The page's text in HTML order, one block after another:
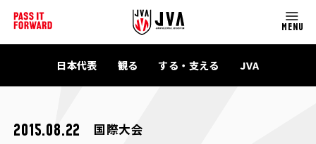
MENU
日本代表 観る する・支える JVA
2015.08.22 国際大会